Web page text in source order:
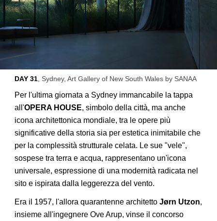
DAY 31, Sydney, Art Gallery of New South Wales by SANAA
Per l'ultima giornata a Sydney immancabile la tappa
all'OPERA HOUSE, simbolo della città, ma anche
icona architettonica mondiale, tra le opere più
significative della storia sia per estetica inimitabile che
per la complessità strutturale celata. Le sue "vele",
sospese tra terra e acqua, rappresentano un'icona
universale, espressione di una modernità radicata nel
sito e ispirata dalla leggerezza del vento.
Era il 1957, l'allora quarantenne architetto Jørn Utzon,
insieme all'ingegnere Ove Arup, vinse il concorso